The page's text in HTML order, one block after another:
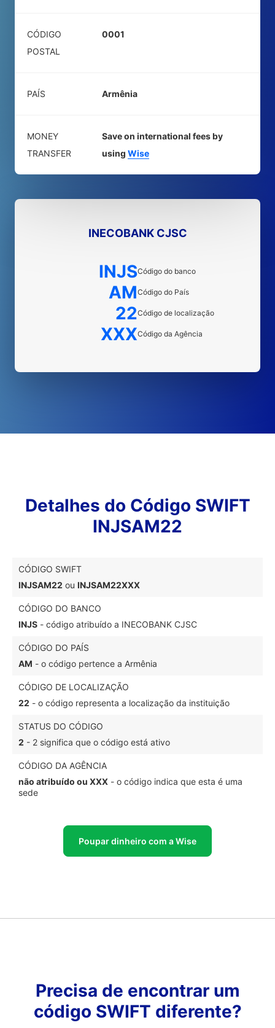
CÓDIGO
POSTAL
0001
PAÍS Armênia
MONEY
TRANSFER
Save on international fees by
using Wise
INECOBANK CJSC
INJSCódigo do banco
AMCódigo do País
22Código de localização
XXXCódigo da Agência
Detalhes do Código SWIFT
INJSAM22
CÓDIGO SWIFT
INJSAM22 ou INJSAM22XXX
CÓDIGO DO BANCO
INJS - código atribuído a INECOBANK CJSC
CÓDIGO DO PAÍS
AM - o código pertence a Armênia
CÓDIGO DE LOCALIZAÇÃO
22 - o código representa a localização da instituição
STATUS DO CÓDIGO
2 - 2 significa que o código está ativo
CÓDIGO DA AGÊNCIA
não atribuído ou XXX - o código indica que esta é uma
sede
Poupar dinheiro com a Wise
Precisa de encontrar um
código SWIFT diferente?